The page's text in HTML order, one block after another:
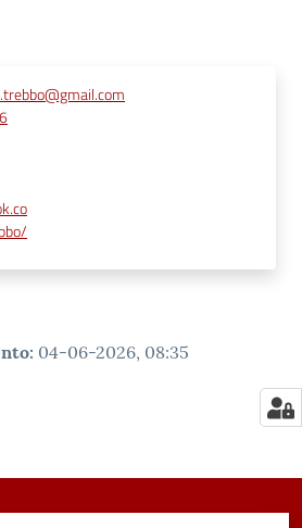
: 04-06-2026, 08:35